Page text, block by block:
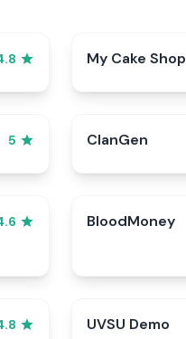
My Cake Shop
5 ClanGen
BloodMoney
UVSU Demo